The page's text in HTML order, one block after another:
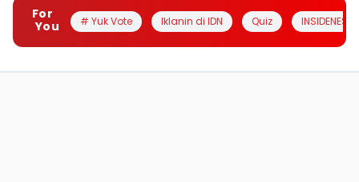
For
You
# Yuk Vote Iklanin di IDN Quiz INSIDENESIA